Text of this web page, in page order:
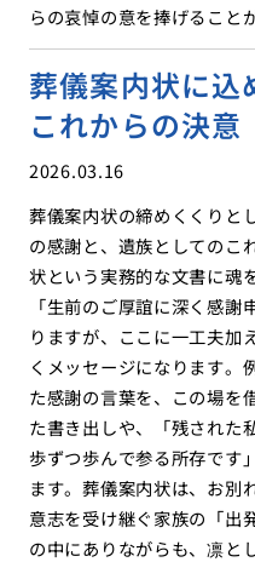
らの哀悼の意を捧げること
葬儀案内状に込
これからの決意
2026.03.16
葬儀案内状の締めくくりと
の感謝と、遺族としてのこ
状という実務的な文書に魂
「生前のご厚誼に深く感
りますが、ここに一工夫加
くメッセージになります。
た感謝の言葉を、この場を
た書き出しや、「残された
歩ずつ歩んで参る所存です
ます。葬儀案内状は、お別
意志を受け継ぐ家族の「出
の中にありながらも、凛と